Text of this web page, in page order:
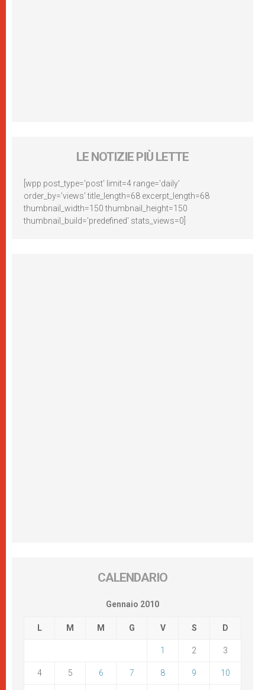
LE NOTIZIE PIÙ LETTE
[wpp post_type='post' limit=4 range='daily'
order_by='views' title_length=68 excerpt_length=68
thumbnail_width=150 thumbnail_height=150
thumbnail_build='predefined' stats_views=0]
CALENDARIO
Gennaio 2010
L M M G V S D
1 2 3
4 5 6 7 8 9 10